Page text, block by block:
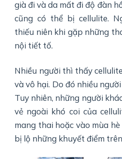
già đi và da mất đi độ đàn
cũng có thể bị cellulite.
thiếu niên khi gặp những
nội tiết tố.
Nhiều người thì thấy
và vô hại. Do đó nhiều
Tuy nhiên, những người
vẻ ngoài khó coi của
mang thai hoặc vào mùa
bị lộ những khuyết điểm